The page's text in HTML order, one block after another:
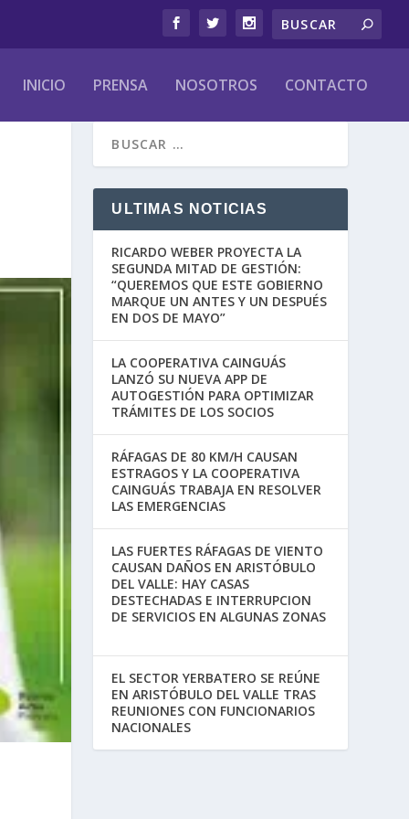
INICIO PRENSA NOSOTROS CONTACTO
ULTIMAS NOTICIAS
RICARDO WEBER PROYECTA LA
SEGUNDA MITAD DE GESTIÓN:
“QUEREMOS QUE ESTE GOBIERNO
MARQUE UN ANTES Y UN DESPUÉS
EN DOS DE MAYO”
LA COOPERATIVA CAINGUÁS
LANZÓ SU NUEVA APP DE
AUTOGESTIÓN PARA OPTIMIZAR
TRÁMITES DE LOS SOCIOS
RÁFAGAS DE 80 KM/H CAUSAN
ESTRAGOS Y LA COOPERATIVA
CAINGUÁS TRABAJA EN RESOLVER
LAS EMERGENCIAS
LAS FUERTES RÁFAGAS DE VIENTO
CAUSAN DAÑOS EN ARISTÓBULO
DEL VALLE: HAY CASAS
DESTECHADAS E INTERRUPCION
DE SERVICIOS EN ALGUNAS ZONAS
EL SECTOR YERBATERO SE REÚNE
EN ARISTÓBULO DEL VALLE TRAS
REUNIONES CON FUNCIONARIOS
NACIONALES